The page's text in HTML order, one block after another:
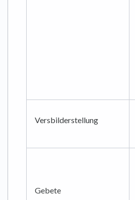
Versbilderstellung
Gebete